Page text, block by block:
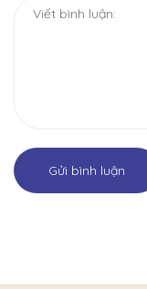
Gửi bình luận